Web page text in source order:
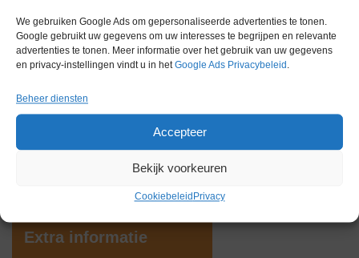
We gebruiken Google Ads om gepersonaliseerde advertenties te tonen.
Google gebruikt uw gegevens om uw interesses te begrijpen en relevante
advertenties te tonen. Meer informatie over het gebruik van uw gegevens
en privacy-instellingen vindt u in hetGoogle Ads Privacybeleid .
Beheer diensten
Accepteer
Bekijk voorkeuren
Cookiebeleid Privacy
Toepassingen
Dit apparaat wordt gebruikt voor diverse toepassingen waar
nauwkeurige temperatuurcontrole en menging vereist zijn:
Moleculaire biologie
enzymreacties.
: denaturatie van eiwitten en hybridisatie van
: monstervoorbereiding voor
diagnostische tests en ELISA-bepalingen
Extra informatie